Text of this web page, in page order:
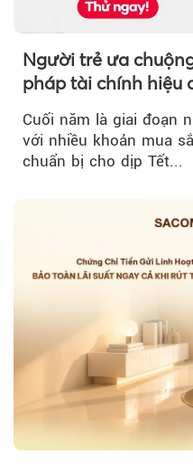
Người trẻ ưa
pháp tài chính hiệu
Cuối năm là giai đoạn
với nhiều khoản mua
chuẩn bị cho dịp Tết...